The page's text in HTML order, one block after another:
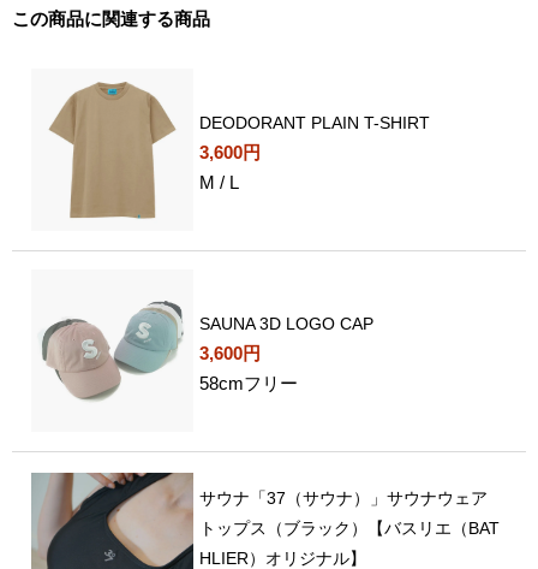
この商品に関連する商品
DEODORANT PLAIN T-SHIRT
3,600円
M / L
SAUNA 3D LOGO CAP
3,600円
58cmフリー
サウナ「37（サウナ）」サウナウェア
トップス（ブラック）【バスリエ（BAT
HLIER）オリジナル】